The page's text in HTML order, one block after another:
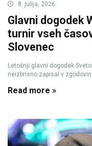
8. julija, 2026
Glavni dogodek
turnir vseh
Slovenec
Letošnji glavni dogodek
neizbrisno zapisal v
Read more »